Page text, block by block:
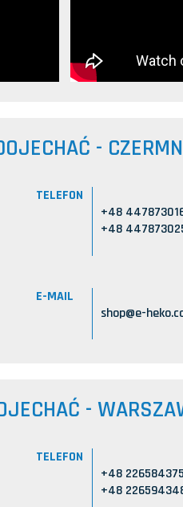
-
TELEFON
+48
+48
E-MAIL
shop@e-
-
TELEFON
+48 226584375
+48